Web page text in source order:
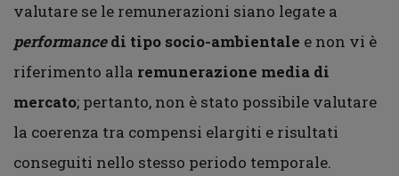
valutare se le remunerazioni siano legate a
performancedi tipo socio-ambientale e non vi è
riferimento alla remunerazione media di
mercato; pertanto, non è stato possibile valutare
la coerenza tra compensi elargiti e risultati
conseguiti nello stesso periodo temporale.